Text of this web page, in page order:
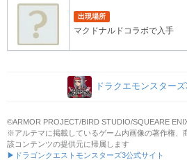
出現場所
マクドナルドコラボで入手
ドラクエモンスター
©ARMOR PROJECT/BIRD STUDIO/SQUEARE
※アルテマに掲載しているゲーム内画像の著作権、
該コンテンツの提供元に帰属します
▶ドラゴンクエストモンスターズ3公式サイト